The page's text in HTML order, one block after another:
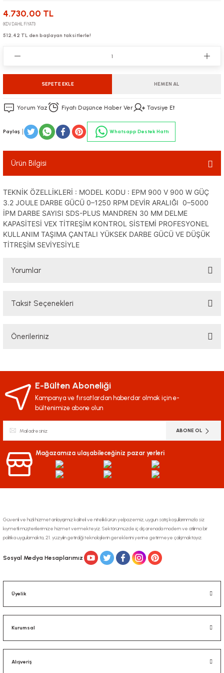
4.730,00 TL
(KDV DAHİL FİYATI)
512,42 TL den başlayan taksitlerle!
SEPETE EKLE HEMEN AL
Yorum Yaz Fiyatı Düşünce Haber Ver Tavsiye Et
Paylaş Whatsapp Destek Hattı
Ürün Bilgisi
TEKNİK ÖZELLİKLERİ : MODEL KODU : EPM 900 V 900 W GÜÇ
3.2 JOULE DARBE GÜCÜ 0–1250 RPM DEVİR ARALIĞI 0–5000
İPM DARBE SAYISI SDS-PLUS MANDREN 30 MM DELME
KAPASİTESİ VEX TİTREŞİM KONTROL SİSTEMİ PROFESYONEL
KULLANIM TAŞIMA ÇANTALI YÜKSEK DARBE GÜCÜ VE DÜŞÜK
TİTREŞİM SEVİYESİYLE
Yorumlar
Taksit Seçenekleri
Önerileriniz
iletebilirsiniz.
Görüş ve önerileriniz için teşekkür ederiz.
Ürün açıklamasında eksik bilgiler bulunuyor.
Ürün fiyatı diğer sitelerden daha pahalı.
Bu ürüne benzer farklı alternatifler olmalı.
Gönder
E-Bülten Aboneliği
Kampanya ve fırsatlardan haberdar olmak için e-
bültenimize abone olun
ABONE OL
Mağazamıza ulaşabileceğiniz pazar yerleri
Güvenli ve hızlı hizmet anlayışımız kaliteli ve nitelikli ürün yelpazemiz, uygun satış koşullarınmızla siz
kıymetli müşterilerimize hizmet vermekteyiz. Sektörümüzde iç dış arenada modern ve atılımcı bir
politika uygulamakta, 21. yüzyılın getirdiği teknolojilerin gereklerini yerine getirmeye çalışmaktayız.
Sosyal Medya Hesaplarımız
Üyelik
Kurumsal
Alışveriş
Elektrikli El Tipi Paftalar
Kırıcılar ve Deliciler
Sprey Boyama
Vidalamalar
Ani Su Isıtıcıları
Pvc Menfezler